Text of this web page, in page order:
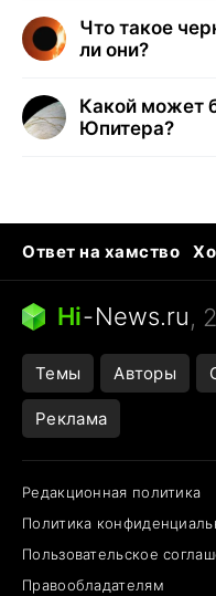
Что такое
ли они?
Какой может
Юпитера?
Ответ на хамство
Бензин 100 и 95
Следующая пандемия
Hi-News.ru,
Темы Авторы
Реклама
Редакционная политика
Политика
Пользовательское
Правообладателям